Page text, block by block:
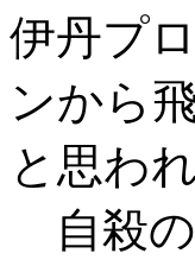
伊丹プ
ンから
と思わ
自殺の